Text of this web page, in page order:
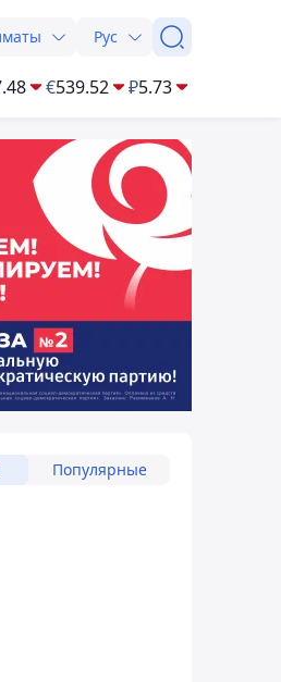
Рус
€539.52 ₽5.73
Популярные